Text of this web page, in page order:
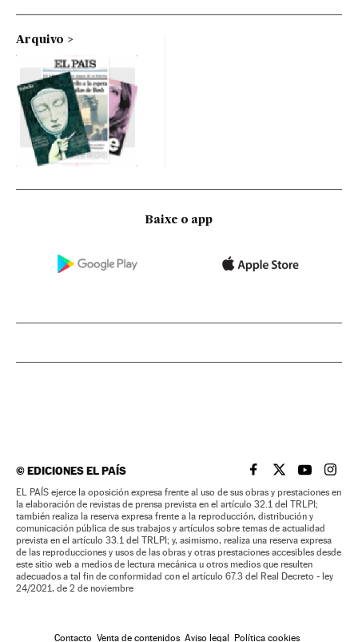
Arquivo
Baixe o app
©EDICIONES EL PAÍS EL PAÍS BRASIL EN
EL PAÍSEL PAÍS
EL
EL PAÍS ejerce la oposición expresa frente al uso de sus obras y prestaciones en
la elaboración de revistas de prensa prevista en el artículo 32.1 del TRLPI;
también realiza la reserva expresa frente a la reproducción, distribución y
comunicación pública de sus trabajos y artículos sobre temas de actualidad
prevista en el artículo 33.1 del TRLPI; y, asimismo, realiza una reserva expresa
de las reproducciones y usos de las obras y otras prestaciones accesibles desde
este sitio web a medios de lectura mecánica u otros medios que resulten
adecuados a tal fin de conformidad con el artículo 67.3 del Real Decreto - ley
24/2021, de 2 de noviembre
Contacto Venta de contenidos Aviso legal Política cookies